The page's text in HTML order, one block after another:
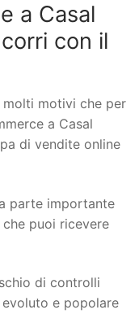
a Casal
con il
molti motivi che per
a Casal
di vendite online
parte importante
puoi ricevere
di controlli
e popolare